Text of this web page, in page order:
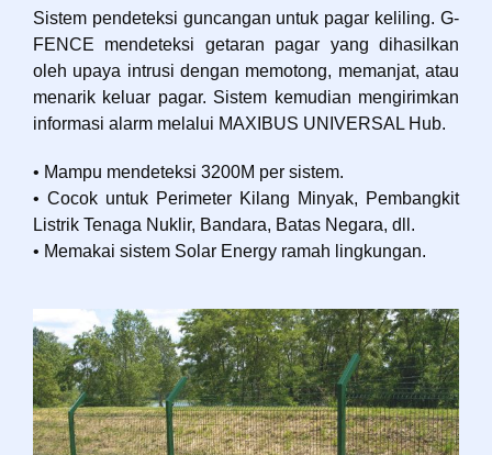
Sistem pendeteksi guncangan untuk pagar keliling. G-
FENCE mendeteksi getaran pagar yang dihasilkan
oleh upaya intrusi dengan memotong, memanjat, atau
menarik keluar pagar. Sistem kemudian mengirimkan
informasi alarm melalui MAXIBUS UNIVERSAL Hub.
• Mampu mendeteksi 3200M per sistem.
• Cocok untuk Perimeter Kilang Minyak, Pembangkit
Listrik Tenaga Nuklir, Bandara, Batas Negara, dll.
• Memakai sistem Solar Energy ramah lingkungan.